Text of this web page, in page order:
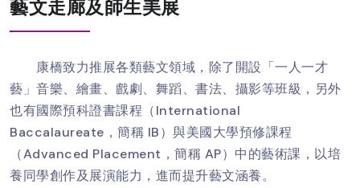
藝文走廊及師生美展
康橋致力推展各類藝文領域，除了開設「一人一才
藝」音樂、繪畫、戲劇、舞蹈、書法、攝影等班級，另外
也有國際預科證書課程（International
Baccalaureate，簡稱 IB）與美國大學預修課程
（Advanced Placement，簡稱 AP）中的藝術課，以培
養同學創作及展演能力，進而提升藝文涵養。